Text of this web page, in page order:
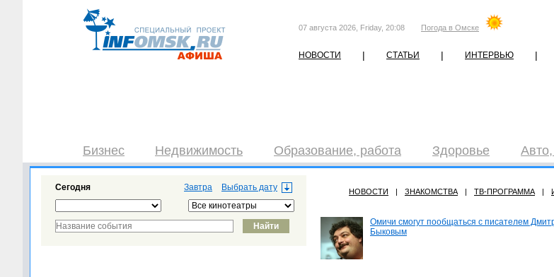
07 августа 2026, Friday, 20:08 Погода в Омске
НОВОСТИ | СТАТЬИ | ИНТЕРВЬЮ |
Бизнес Недвижимость Образование, работа Здоровье
Завтра
Сегодня НОВОСТИ | ЗНАКОМСТВА | ТВ-ПРОГРАММА |
Омичи смогут пообщаться с писателем
Быковым